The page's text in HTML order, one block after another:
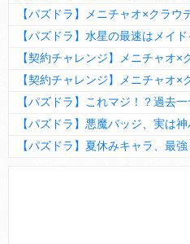
【パズドラ】悪魔バッジ、実は